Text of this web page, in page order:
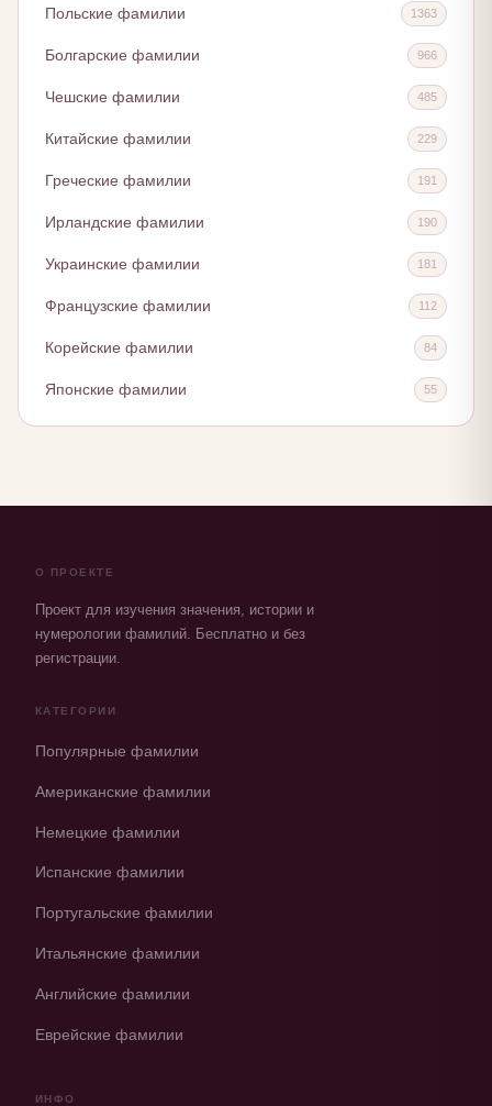
Польские фамилии 1363
Болгарские фамилии 966
Чешские фамилии 485
Китайские фамилии 229
Греческие фамилии 191
Ирландские фамилии 190
Украинские фамилии 181
Французские фамилии 112
Корейские фамилии 84
Японские фамилии 55
О ПРОЕКТЕ
Проект для изучения значения, истории и
нумерологии фамилий. Бесплатно и без
регистрации.
КАТЕГОРИИ
Популярные фамилии
Американские фамилии
Немецкие фамилии
Испанские фамилии
Португальские фамилии
Итальянские фамилии
Английские фамилии
Еврейские фамилии
ИНФО